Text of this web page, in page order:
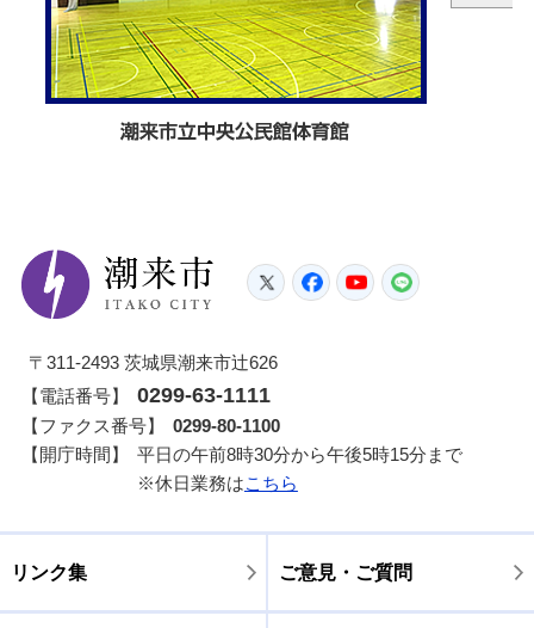
潮来市
TwitterFacebook
YouTube
〒311-2493 茨城県潮来市辻626
【電話番号】
0299-63-1111
【ファクス番号】
0299-80-1100
【開庁時間】
平日の午前8時30分から午後5時15分まで
※休日業務はこちら
リンク集 ご意見・ご質問